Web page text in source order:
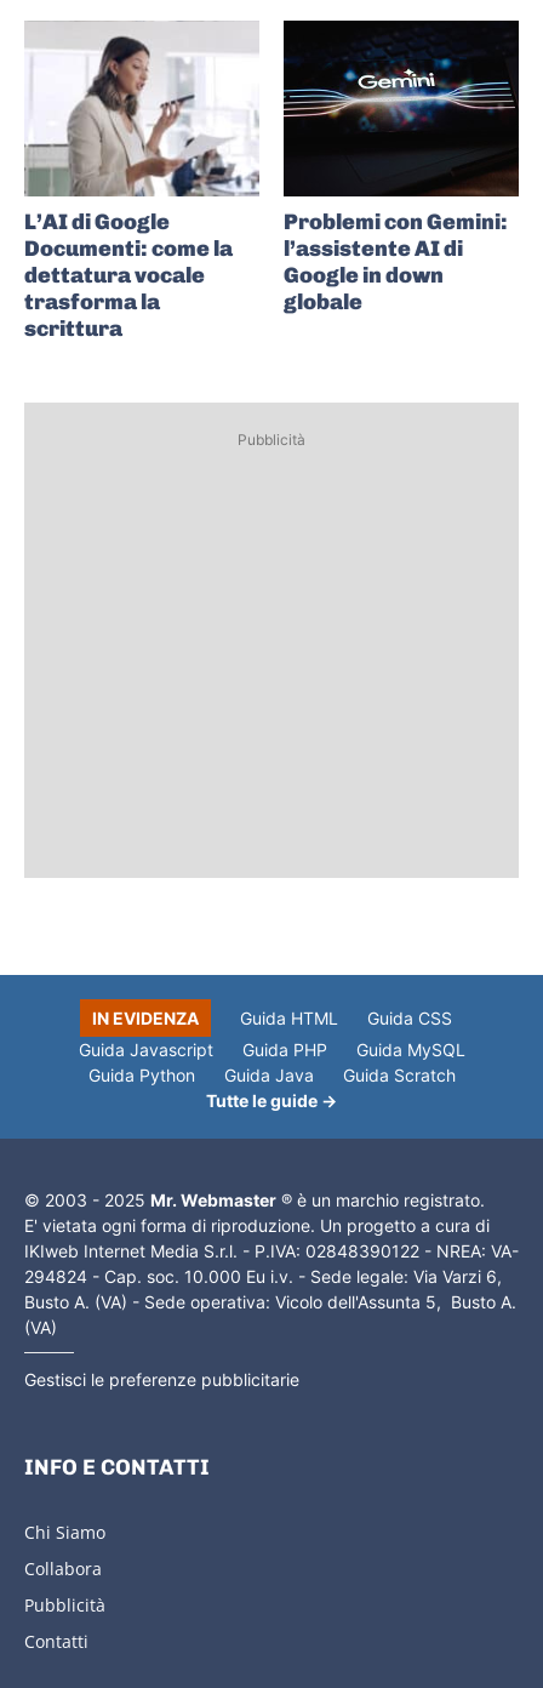
L’AI di Google
Documenti: come la
dettatura vocale
trasforma la
scrittura
Problemi con Gemini:
l’assistente AI di
Google in down
globale
Pubblicità
IN EVIDENZA Guida HTML
Guida CSS
Guida Javascript
Guida PHP
Guida MySQL
Guida Python
Guida Java
Guida Scratch
Tutte le guide →
© 2003 - 2025 Mr. Webmaster ® è un marchio registrato.
E' vietata ogni forma di riproduzione. Un progetto a cura di
IKIweb Internet Media S.r.l. - P.IVA: 02848390122 - NREA: VA-
294824 - Cap. soc. 10.000 Eu i.v. - Sede legale: Via Varzi 6,
Busto A. (VA) - Sede operativa: Vicolo dell'Assunta 5, Busto A.
(VA)
Gestisci le preferenze pubblicitarie
INFO E CONTATTI
Chi Siamo
Collabora
Pubblicità
Contatti